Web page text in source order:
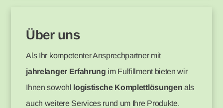
Über uns
Als Ihr kompetenter Ansprechpartner mit
jahrelanger Erfahrung im Fulfillment bieten wir
Ihnen sowohl logistische Komplettlösungen als
auch weitere Services rund um Ihre Produkte.